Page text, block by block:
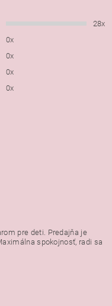
28x
0x
0x
0x
0x
pre deti. Predajňa je
spokojnosť, radi sa